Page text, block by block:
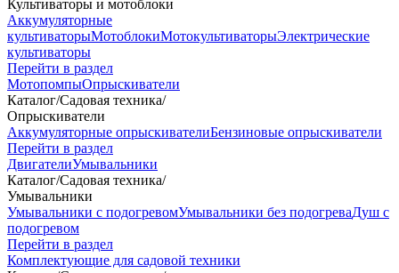
Культиваторы и мотоблоки
Аккумуляторные
культиваторыМотоблокиМотокультиваторыЭлектрические
культиваторы
Перейти в раздел
МотопомпыОпрыскиватели
Каталог/Садовая техника/
Опрыскиватели
Аккумуляторные опрыскивателиБензиновые опрыскиватели
Перейти в раздел
ДвигателиУмывальники
Каталог/Садовая техника/
Умывальники
Умывальники с подогревомУмывальники без подогреваДуш с
подогревом
Перейти в раздел
Комплектующие для садовой техники